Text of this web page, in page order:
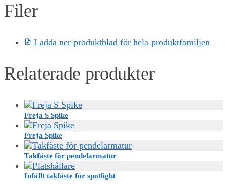
Filer
Ladda ner produktblad för hela produktfamiljen
Relaterade produkter
Freja S Spike
Freja Spike
Takfäste för pendelarmatur
Infällt takfäste för spotlight